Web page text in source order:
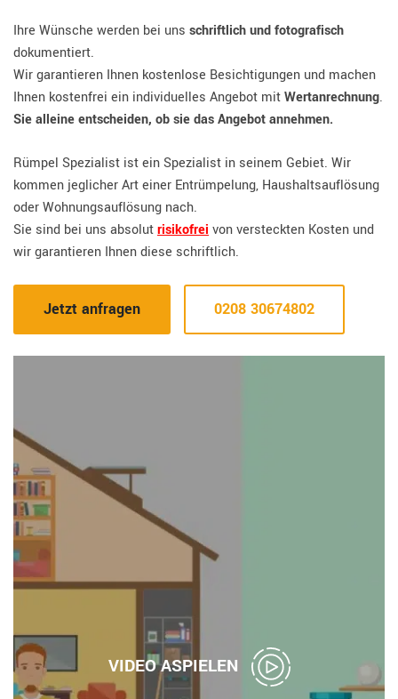
Ihre Wünsche werden bei uns schriftlich und fotografisch
dokumentiert.
Wir garantieren Ihnen kostenlose Besichtigungen und machen
Ihnen kostenfrei ein individuelles Angebot mitWertanrechnung.
Sie alleine entscheiden, ob sie das Angebot annehmen.
Rümpel Spezialist ist ein Spezialist in seinem Gebiet. Wir
kommen jeglicher Art einer Entrümpelung, Haushaltsauflösung
oder Wohnungsauflösung nach.
Sie sind bei uns absolutrisikofrei von versteckten Kosten und
wir garantieren Ihnen diese schriftlich.
Jetzt anfragen 0208 30674802
VIDEO ASPIELEN